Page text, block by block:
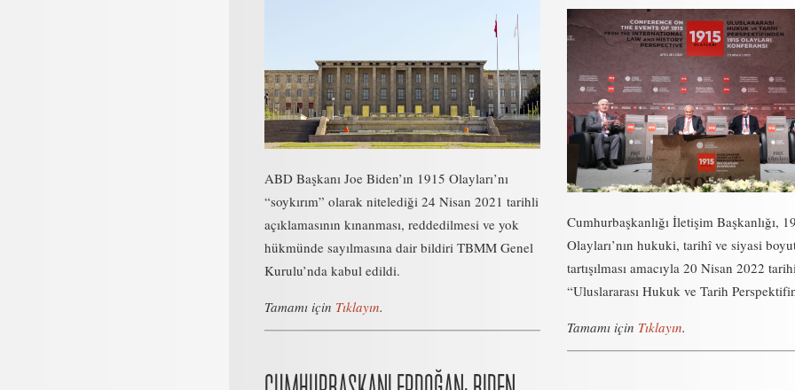
Cumhurbaşkanlığı İletişim Başkanlığı,
Olayları’nın hukuki, tarihî ve siyasi
tartışılması amacıyla 20 Nisan 2022
“Uluslararası Hukuk ve Tarih
Tamamı için Tıklayın.
ABD Başkanı Joe Biden’ın 1915 Olayları’nı
“soykırım” olarak nitelediği 24 Nisan 2021 tarihli
açıklamasının kınanması, reddedilmesi ve yok
hükmünde sayılmasına dair bildiri TBMM Genel
Kurulu’nda kabul edildi.
Tamamı için Tıklayın.